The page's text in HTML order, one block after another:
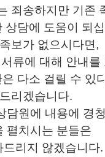
죄송하지만 기존
상담에 도움이 되
보가 없으시다면,
류에 대해 안내를
다소 걸릴 수 있
리겠습니다.
원에 내용에 경
펼치시는 분들은
리지 않겠습니다.